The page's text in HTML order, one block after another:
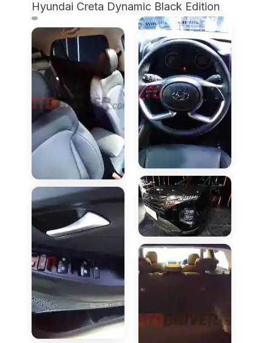
Hyundai Creta Dynamic Black Edition